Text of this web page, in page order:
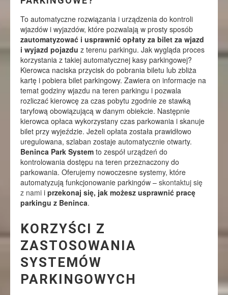
To automatyczne rozwiązania i urządzenia do kontroli
wjazdów i wyjazdów, które pozwalają w prosty sposób
zautomatyzować i usprawnić opłaty za bilet za wjazd
i wyjazd pojazdu z terenu parkingu. Jak wygląda proces
korzystania z takiej automatycznej kasy parkingowej?
Kierowca naciska przycisk do pobrania biletu lub zbliża
kartę i pobiera bilet parkingowy. Zawiera on informacje na
temat godziny wjazdu na teren parkingu i pozwala
rozliczać kierowcę za czas pobytu zgodnie ze stawką
taryfową obowiązującą w danym obiekcie. Następnie
kierowca opłaca wykorzystany czas parkowania i skanuje
bilet przy wyjeździe. Jeżeli opłata została prawidłowo
uregulowana, szlaban zostaje automatycznie otwarty.
Beninca Park System to zespół urządzeń do
kontrolowania dostępu na teren przeznaczony do
parkowania. Oferujemy nowoczesne systemy, które
automatyzują funkcjonowanie parkingów – skontaktuj się
z nami i przekonaj się, jak możesz usprawnić pracę
parkingu z Beninca.
KORZYŚCI Z
ZASTOSOWANIA
SYSTEMÓW
PARKINGOWYCH